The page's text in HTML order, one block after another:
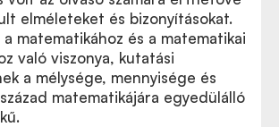
elméleteket és bizonyításokat.
a matematikához és a matematikai
való viszonya, kutatási
a mélysége, mennyisége és
matematikájára egyedülálló